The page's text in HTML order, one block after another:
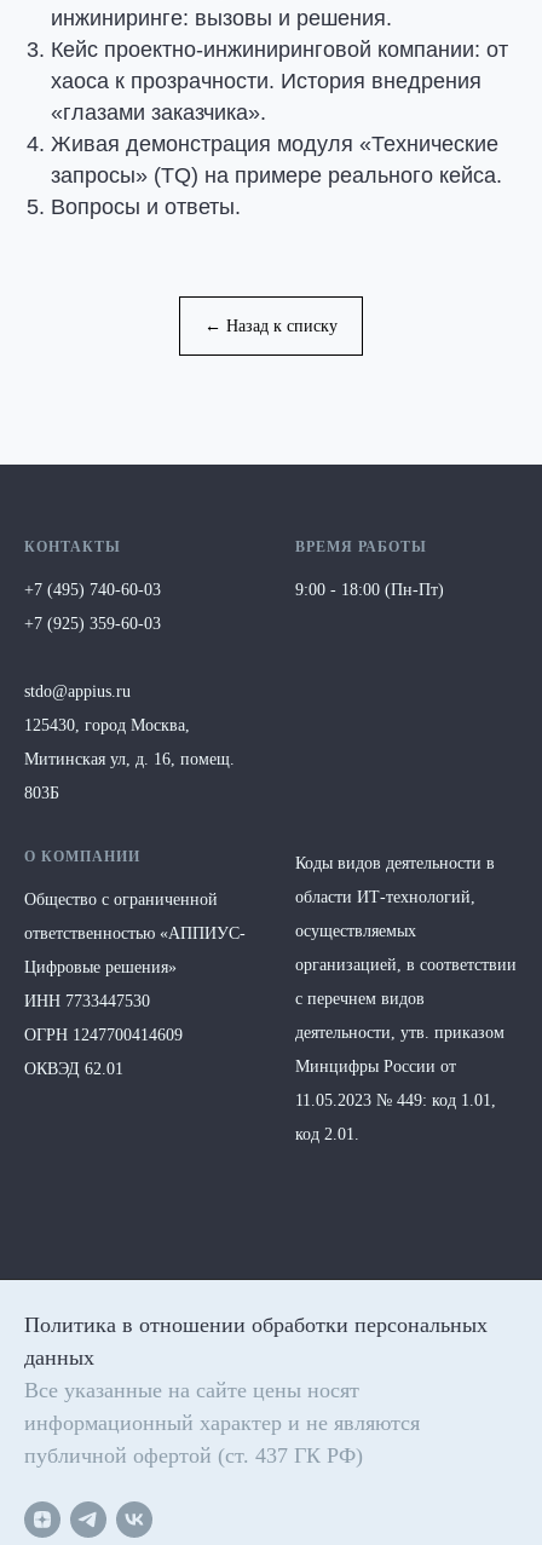
инжиниринге: вызовы и решения.
Кейс проектно-инжиниринговой компании: от
хаоса к прозрачности. История внедрения
«глазами заказчика».
Живая демонстрация модуля «Технические
запросы» (TQ) на примере реального кейса.
Вопросы и ответы.
← Назад к списку
КОНТАКТЫ
+7 (495) 740-60-03
+7 (925) 359-60-03
stdo@appius.ru
125430, город Москва,
Митинская ул, д. 16, помещ.
803Б
ВРЕМЯ РАБОТЫ
9:00 - 18:00 (Пн-Пт)
О КОМПАНИИ
Общество с ограниченной
ответственностью «АППИУС-
Цифровые решения»
ИНН 7733447530
ОГРН 1247700414609
ОКВЭД 62.01
Коды видов деятельности в
области ИТ-технологий,
осуществляемых
организацией, в соответствии
с перечнем видов
деятельности, утв. приказом
Минцифры России от
11.05.2023 № 449: код 1.01,
код 2.01.
Политика в отношении обработки персональных
данных
Все указанные на сайте цены носят
информационный характер и не являются
публичной офертой (ст. 437 ГК РФ)